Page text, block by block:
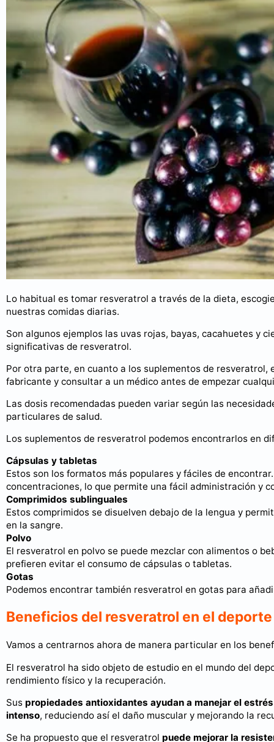
Lo habitual es tomar resveratrol a través de la dieta,
nuestras comidas diarias.
Son algunos ejemplos las uvas rojas, bayas, cacahuetes y
significativas de resveratrol.
Por otra parte, en cuanto a los suplementos de resveratrol,
fabricante y consultar a un médico antes de empezar
Las dosis recomendadas pueden variar según las
particulares de salud.
Los suplementos de resveratrol podemos encontrarlos en
Cápsulas y tabletas
Estos son los formatos más populares y fáciles de
concentraciones, lo que permite una fácil administración y
Comprimidos sublinguales
Estos comprimidos se disuelven debajo de la lengua y
en la sangre.
Polvo
El resveratrol en polvo se puede mezclar con alimentos o
prefieren evitar el consumo de cápsulas o tabletas.
Gotas
Podemos encontrar también resveratrol en gotas para
Beneficios del resveratrol en el deporte
Vamos a centrarnos ahora de manera particular en los
El resveratrol ha sido objeto de estudio en el mundo del
rendimiento físico y la recuperación.
Sus propiedades antioxidantes ayudan a manejar el
intenso, reduciendo así el daño muscular y mejorando la
Se ha propuesto que el resveratrol puede mejorar la